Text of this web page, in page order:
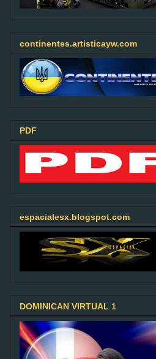
continentes.artisticayw.com
PDF
espacialesx.blogspot.com
DOMINICAN VIRTUAL 1